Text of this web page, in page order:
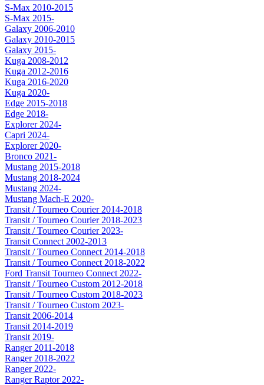
S-Max 2010-2015
S-Max 2015-
Galaxy 2006-2010
Galaxy 2010-2015
Galaxy 2015-
Kuga 2008-2012
Kuga 2012-2016
Kuga 2016-2020
Kuga 2020-
Edge 2015-2018
Edge 2018-
Explorer 2024-
Capri 2024-
Explorer 2020-
Bronco 2021-
Mustang 2015-2018
Mustang 2018-2024
Mustang 2024-
Mustang Mach-E 2020-
Transit / Tourneo Courier 2014-2018
Transit / Tourneo Courier 2018-2023
Transit / Tourneo Courier 2023-
Transit Connect 2002-2013
Transit / Tourneo Connect 2014-2018
Transit / Tourneo Connect 2018-2022
Ford Transit Tourneo Connect 2022-
Transit / Tourneo Custom 2012-2018
Transit / Tourneo Custom 2018-2023
Transit / Tourneo Custom 2023-
Transit 2006-2014
Transit 2014-2019
Transit 2019-
Ranger 2011-2018
Ranger 2018-2022
Ranger 2022-
Ranger Raptor 2022-